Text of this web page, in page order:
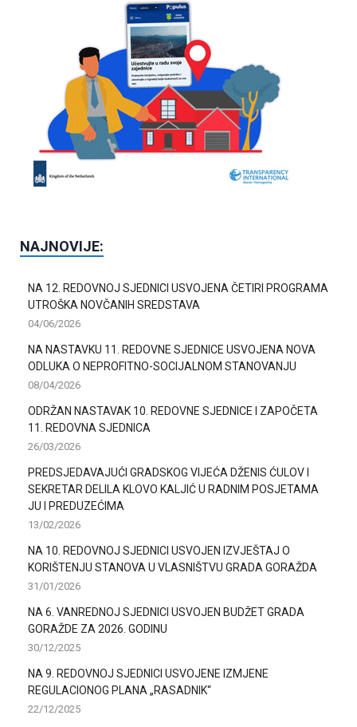
NAJNOVIJE:
NA 12. REDOVNOJ SJEDNICI USVOJENA ČETIRI PROGRAMA
UTROŠKA NOVČANIH SREDSTAVA
04/06/2026
NA NASTAVKU 11. REDOVNE SJEDNICE USVOJENA NOVA
ODLUKA O NEPROFITNO-SOCIJALNOM STANOVANJU
08/04/2026
ODRŽAN NASTAVAK 10. REDOVNE SJEDNICE I ZAPOČETA
11. REDOVNA SJEDNICA
26/03/2026
PREDSJEDAVAJUĆI GRADSKOG VIJEĆA DŽENIS ĆULOV I
SEKRETAR DELILA KLOVO KALJIĆ U RADNIM POSJETAMA
JU I PREDUZEĆIMA
13/02/2026
NA 10. REDOVNOJ SJEDNICI USVOJEN IZVJEŠTAJ O
KORIŠTENJU STANOVA U VLASNIŠTVU GRADA GORAŽDA
31/01/2026
NA 6. VANREDNOJ SJEDNICI USVOJEN BUDŽET GRADA
GORAŽDE ZA 2026. GODINU
30/12/2025
NA 9. REDOVNOJ SJEDNICI USVOJENE IZMJENE
REGULACIONOG PLANA „RASADNIK“
22/12/2025